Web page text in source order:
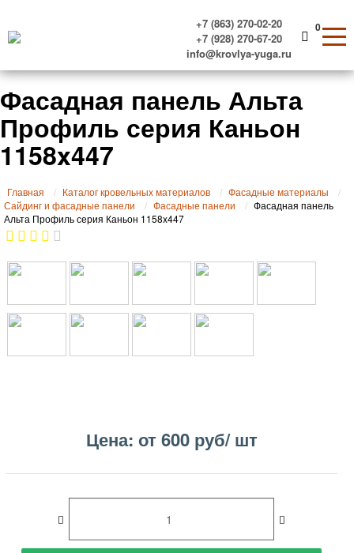
+7 (863) 270-02-20
+7 (928) 270-67-20
info@krovlya-yuga.ru
0
Фасадная панель Альта
Профиль серия Каньон
1158x447
Главная Каталог кровельных материалов
Фасадные материалы
Сайдинг и фасадные панели
Фасадные панели
Фасадная панель
Альта Профиль серия Каньон 1158x447
Цена: от 600 руб/ шт